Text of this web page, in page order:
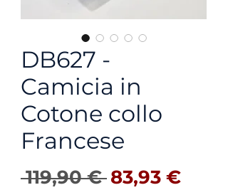
DB627 -
Camicia in
Cotone collo
Francese
119,90 € Precio
83,93 €